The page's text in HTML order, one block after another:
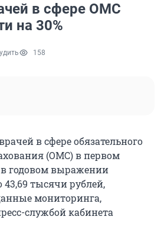
в сфере ОМС
на 30%
158
в сфере обязательного
(ОМС) в первом
в годовом выражении
43,69 тысячи рублей,
мониторинга,
службой кабинета